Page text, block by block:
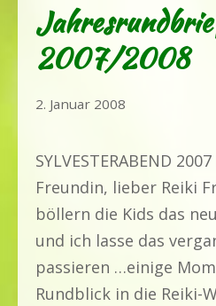
2007/2008
2. Januar 2008
SYLVESTERABEND
Freundin, lieber Reiki
böllern die Kids das
und ich lasse das
passieren …einige
Rundblick in die Reiki-